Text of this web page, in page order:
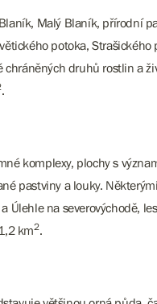
Malý Blaník, přírodní
potoka,
druhů rostlin a
.
komplexy, plochy s
pastviny a louky.
Úlehle na severovýchodě,
km2.